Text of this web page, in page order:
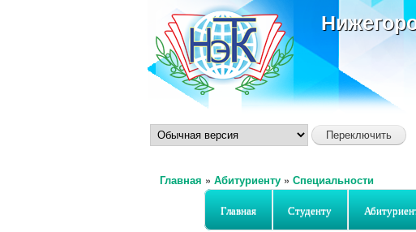
Главная » Абитуриенту » Специальности
Главная Студенту